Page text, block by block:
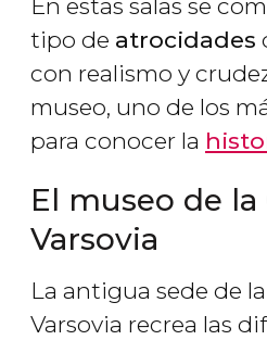
En estas salas se
tipo de atrocidades
con realismo y
museo, uno de los
para conocer la
El museo de la
Varsovia
La antigua sede de
Varsovia recrea las